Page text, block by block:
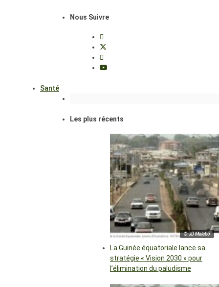
Nous Suivre
Santé
Les plus récents
© JD Malabo
La Guinée équatoriale lance sa
stratégie « Vision 2030 » pour
l’élimination du paludisme